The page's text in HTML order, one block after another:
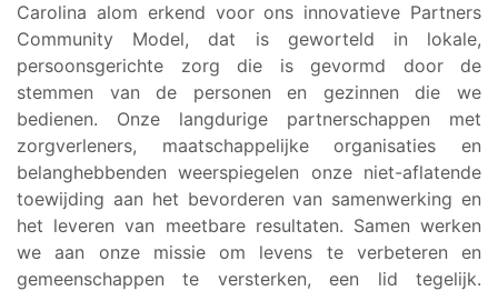
Carolina alom erkend voor ons innovatieve Partners
Community Model, dat is geworteld in lokale,
persoonsgerichte zorg die is gevormd door de
stemmen van de personen en gezinnen die we
bedienen. Onze langdurige partnerschappen met
zorgverleners, maatschappelijke organisaties en
belanghebbenden weerspiegelen onze niet-aflatende
toewijding aan het bevorderen van samenwerking en
het leveren van meetbare resultaten. Samen werken
we aan onze missie om levens te verbeteren en
gemeenschappen te versterken, een lid tegelijk.